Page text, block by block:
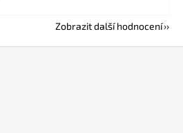
Zobrazit další hodnocení